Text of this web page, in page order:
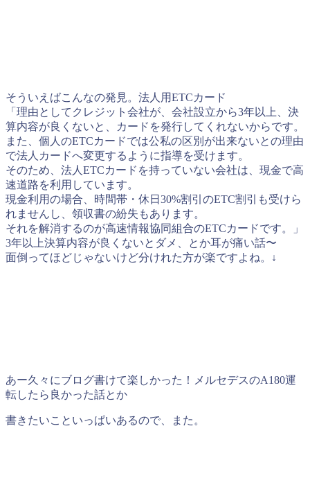
そういえばこんなの発見。法人用ETCカード
「理由としてクレジット会社が、会社設立から3年以上、決
算内容が良くないと、カードを発行してくれないからです。
また、個人のETCカードでは公私の区別が出来ないとの理由
で法人カードへ変更するように指導を受けます。
そのため、法人ETCカードを持っていない会社は、現金で高
速道路を利用しています。
現金利用の場合、時間帯・休日30%割引のETC割引も受けら
れませんし、領収書の紛失もあります。
それを解消するのが高速情報協同組合のETCカードです。」
3年以上決算内容が良くないとダメ、とか耳が痛い話〜
面倒ってほどじゃないけど分けれた方が楽ですよね。↓
あー久々にブログ書けて楽しかった！メルセデスのA180運
転したら良かった話とか
書きたいこといっぱいあるので、また。